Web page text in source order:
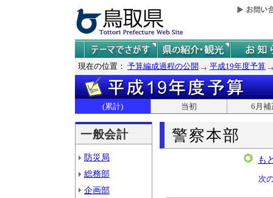
現在の位置： 予算編成過程の公開 平成19年度予算
(累計) 当初 6月補
一般会計
防災局
総務部
企画部
警察本部
も
次